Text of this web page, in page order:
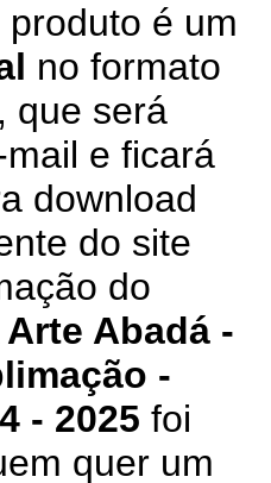
é um
no formato
que será
e ficará
download
do site
do
Arte Abadá -
-
- 2025 foi
quer um